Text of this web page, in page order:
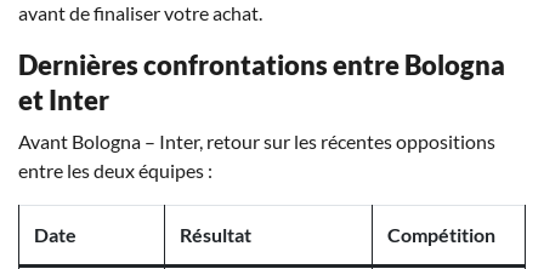
avant de finaliser votre achat.
Dernières confrontations entre Bologna
et Inter
Avant Bologna – Inter, retour sur les récentes oppositions
entre les deux équipes :
Date Résultat Compétition